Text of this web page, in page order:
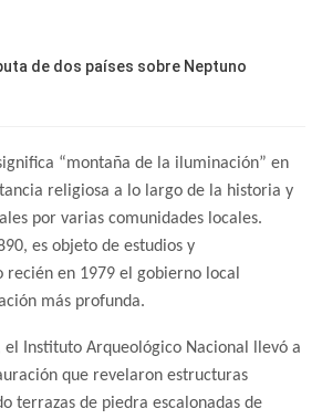
de dos países sobre Neptuno
“montaña de la iluminación” en
religiosa a lo largo de la historia y
por varias comunidades locales.
es objeto de estudios y
recién en 1979 el gobierno local
más profunda.
el Instituto Arqueológico Nacional llevó a
que revelaron estructuras
terrazas de piedra escalonadas de